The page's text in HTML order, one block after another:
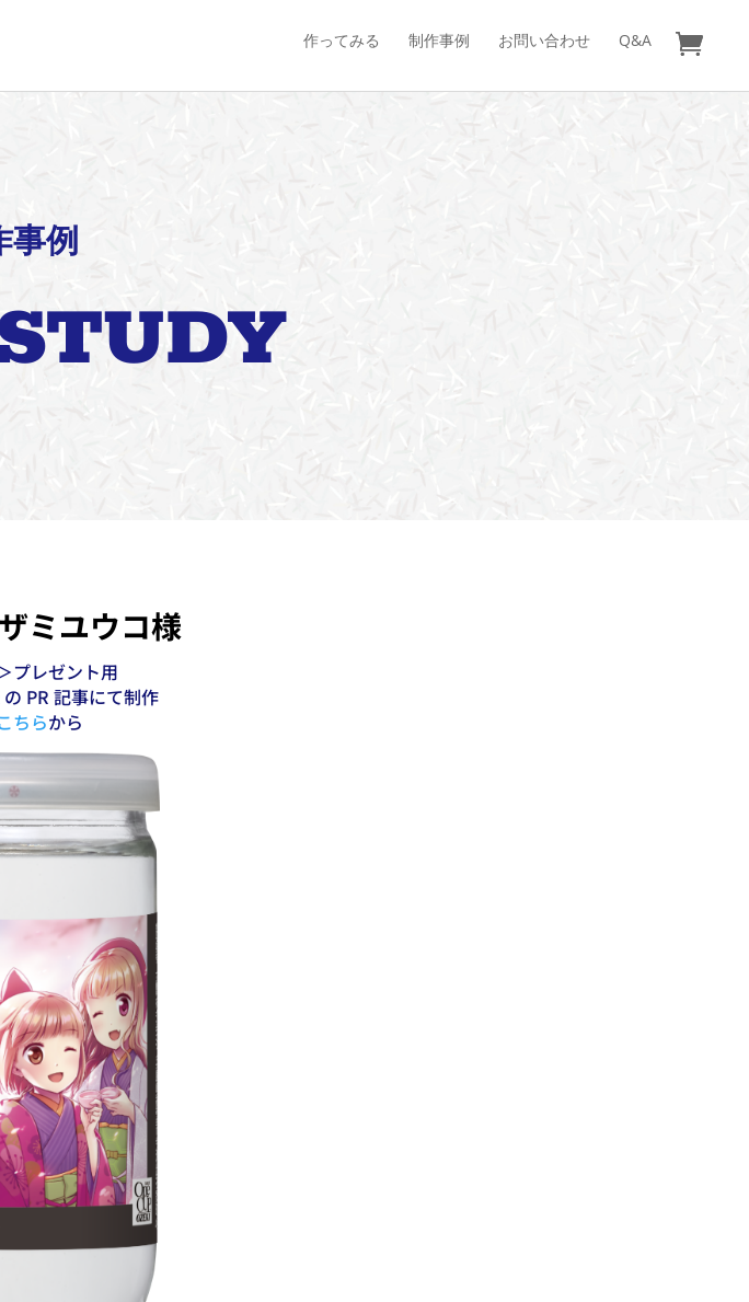
作ってみる 制作事例 お問い合わせ Q&A
事例
ミユウコ様
プレゼント用
PR 記事にて制作
ちらから